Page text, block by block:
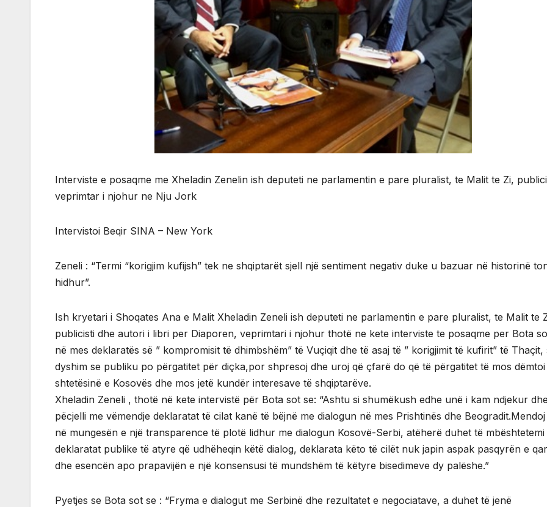
Interviste e posaqme me Xheladin Zenelin ish deputeti ne parlamentin e pare pluralist, te Malit te Zi,
veprimtar i njohur ne Nju Jork
Intervistoi Beqir SINA – New York
Zeneli : “Termi “korigjim kufijsh” tek ne shqiptarët sjell një sentiment negativ duke u bazuar në historinë
hidhur”.
Ish kryetari i Shoqates Ana e Malit Xheladin Zeneli ish deputeti ne parlamentin e pare pluralist, te Malit te
publicisti dhe autori i libri per Diaporen, veprimtari i njohur thotë ne kete interviste te posaqme per Bota
në mes deklaratës së ” kompromisit të dhimbshëm” të Vuçiqit dhe të asaj të ” korigjimit të kufirit” të Thaçit,
dyshim se publiku po përgatitet për diçka,por shpresoj dhe uroj që çfarë do që të përgatitet të mos dëmtoi
shtetësinë e Kosovës dhe mos jetë kundër interesave të shqiptarëve.
Xheladin Zeneli , thotë në kete intervistë për Bota sot se: “Ashtu si shumëkush edhe unë i kam ndjekur
pëcjelli me vëmendje deklaratat të cilat kanë të bëjnë me dialogun në mes Prishtinës dhe Beogradit.Mendoj
në mungesën e një transparence të plotë lidhur me dialogun Kosovë-Serbi, atëherë duhet të mbështetemi
deklaratat publike të atyre që udhëheqin këtë dialog, deklarata këto të cilët nuk japin aspak pasqyrën e
dhe esencën apo prapavijën e një konsensusi të mundshëm të këtyre bisedimeve dy palëshe.”
Pyetjes se Bota sot se : “Fryma e dialogut me Serbinë dhe rezultatet e negociatave, a duhet të jenë